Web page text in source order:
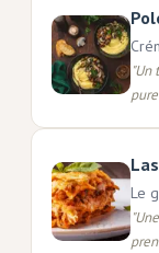
"Un
Le
"